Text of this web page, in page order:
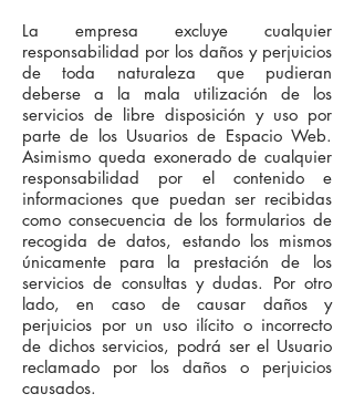
La empresa excluye cualquier
responsabilidad por los daños y perjuicios
de toda naturaleza que pudieran
deberse a la mala utilización de los
servicios de libre disposición y uso por
parte de los Usuarios de Espacio Web.
Asimismo queda exonerado de cualquier
responsabilidad por el contenido e
informaciones que puedan ser recibidas
como consecuencia de los formularios de
recogida de datos, estando los mismos
únicamente para la prestación de los
servicios de consultas y dudas. Por otro
lado, en caso de causar daños y
perjuicios por un uso ilícito o incorrecto
de dichos servicios, podrá ser el Usuario
reclamado por los daños o perjuicios
causados.